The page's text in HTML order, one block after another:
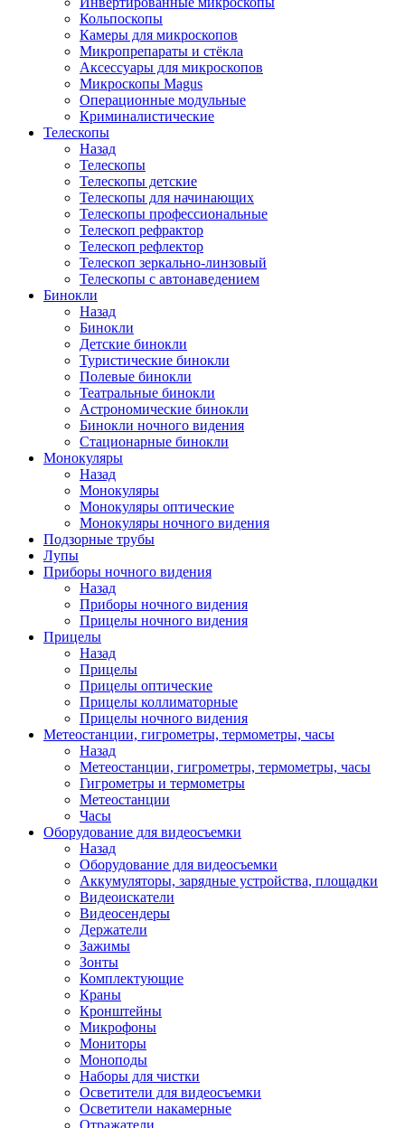
Кольпоскопы
Камеры для микроскопов
Микропрепараты и стёкла
Аксессуары для микроскопов
Микроскопы Magus
Операционные модульные
Криминалистические
Телескопы
Назад
Телескопы
Телескопы детские
Телескопы для начинающих
Телескопы профессиональные
Телескоп рефрактор
Телескоп рефлектор
Телескоп зеркально-линзовый
Телескопы с автонаведением
Бинокли
Назад
Бинокли
Детские бинокли
Туристические бинокли
Полевые бинокли
Театральные бинокли
Астрономические бинокли
Бинокли ночного видения
Стационарные бинокли
Монокуляры
Назад
Монокуляры
Монокуляры оптические
Монокуляры ночного видения
Подзорные трубы
Лупы
Приборы ночного видения
Назад
Приборы ночного видения
Прицелы ночного видения
Прицелы
Назад
Прицелы
Прицелы оптические
Прицелы коллиматорные
Прицелы ночного видения
Метеостанции, гигрометры, термометры, часы
Назад
Метеостанции, гигрометры, термометры, часы
Гигрометры и термометры
Метеостанции
Часы
Оборудование для видеосъемки
Назад
Оборудование для видеосъемки
Аккумуляторы, зарядные устройства, площадки
Видеоискатели
Видеосендеры
Держатели
Зажимы
Зонты
Комплектующие
Краны
Кронштейны
Микрофоны
Мониторы
Моноподы
Наборы для чистки
Осветители для видеосъемки
Осветители накамерные
Отражатели